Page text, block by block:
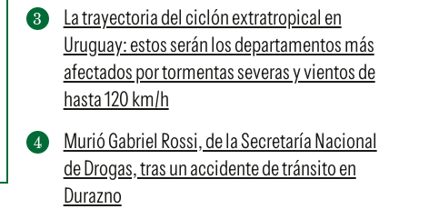
La trayectoria del ciclón extratropical en
Uruguay: estos serán los departamentos más
afectados por tormentas severas y vientos de
hasta 120 km/h
Murió Gabriel Rossi, de la Secretaría Nacional
de Drogas, tras un accidente de tránsito en
Durazno